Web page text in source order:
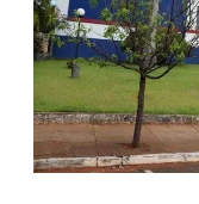
Estética
e
Cosmética
são
os